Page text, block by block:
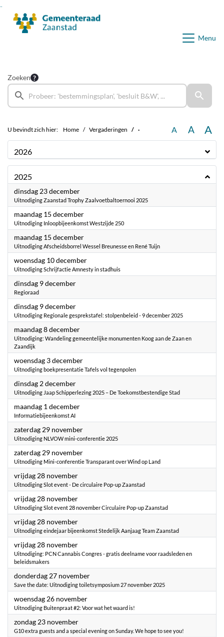
Menu
Zoeken
U bevindt zich hier: Home Vergaderingen · A A A
2026
2025
dinsdag 23 december2025
Uitnodiging Zaanstad Trophy Zaalvoetbaltoernooi 2025
maandag 15 december2025
Uitnodiging Inloopbijeenkomst Westzijde 250
maandag 15 december2025
Uitnodiging Afscheidsborrel Wessel Breunesse en René Tuijn
woensdag 10 december2025
Uitnodiging Schrijfactie Amnesty in stadhuis
dinsdag 9 december2025
Regioraad
dinsdag 9 december2025
Uitnodiging Regionale gesprekstafel: stolpenbeleid - 9 december 2025
maandag 8 december2025
Uitnodiging: Wandeling gemeentelijke monumenten Koog aan de Zaan en
Zaandijk
woensdag 3 december2025
Uitnodiging boekpresentatie Tafels vol tegenpolen
dinsdag 2 december2025
Uitnodiging Jaap Schipperlezing 2025 – De Toekomstbestendige Stad
maandag 1 december2025
Informatiebijeenkomst AI
zaterdag 29 november2025
Uitnodiging NLVOW mini-conferentie 2025
zaterdag 29 november2025
Uitnodiging Mini-conferentie Transparant over Wind op Land
vrijdag 28 november2025
Uitnodiging Slot event - De circulaire Pop-up Zaanstad
vrijdag 28 november2025
Uitnodiging Slot event 28 november Circulaire Pop-up Zaanstad
vrijdag 28 november2025
Uitnodiging eindejaar bijeenkomst Stedelijk Aanjaag Team Zaanstad
vrijdag 28 november2025
Uitnodiging: PCN Cannabis Congres - gratis deelname voor raadsleden en
beleidsmakers
donderdag 27 november2025
Save the date: Uitnodiging toiletsymposium 27 november 2025
woensdag 26 november2025
Uitnodiging Buitenpraat #2: Voor wat het waard is!
zondag 23 november2025
G10 extra guests and a special evening on Sunday. We hope to see you!